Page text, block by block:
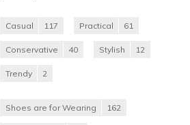
Casual 117 Practical 61
Conservative 40 Stylish 12
Trendy 2
Shoes are for Wearing 162